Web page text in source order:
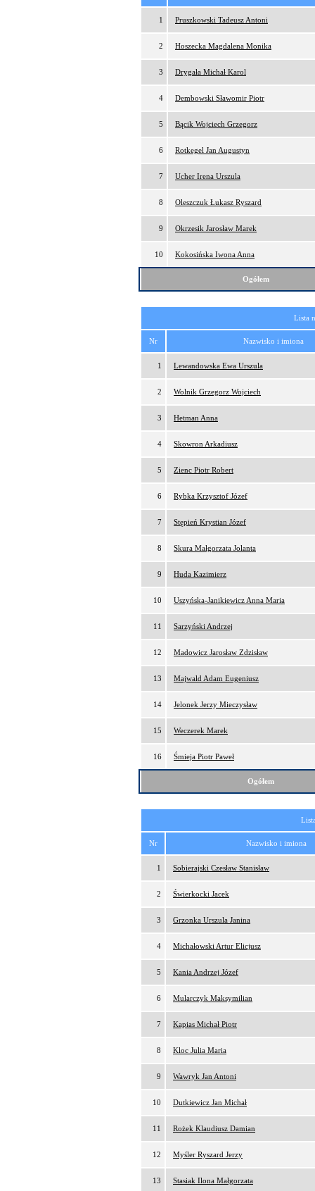
1 Pruszkowski Tadeusz Antoni
2 Hoszecka Magdalena Monika
3 Drygała Michał Karol
4 Dembowski Sławomir Piotr
5 Bącik Wojciech Grzegorz
6 Rotkegel Jan Augustyn
7 Ucher Irena Urszula
8 Oleszczuk Łukasz Ryszard
9 Okrzesik Jarosław Marek
10 Kokosińska Iwona Anna
Ogółem
Lista
Nr Nazwisko i imiona
1 Lewandowska Ewa Urszula
2 Wolnik Grzegorz Wojciech
3 Hetman Anna
4 Skowron Arkadiusz
5 Zienc Piotr Robert
6 Rybka Krzysztof Józef
7 Stępień Krystian Józef
8 Skura Małgorzata Jolanta
9 Huda Kazimierz
10 Uszyńska-Janikiewicz Anna Maria
11 Sarzyński Andrzej
12 Madowicz Jarosław Zdzisław
13 Majwald Adam Eugeniusz
14 Jelonek Jerzy Mieczysław
15 Weczerek Marek
16 Śmieja Piotr Paweł
Ogółem
Nr Nazwisko i imiona
1 Sobierajski Czesław Stanisław
2 Świerkocki Jacek
3 Grzonka Urszula Janina
4 Michałowski Artur Elicjusz
5 Kania Andrzej Józef
6 Mularczyk Maksymilian
7 Kapias Michał Piotr
8 Kloc Julia Maria
9 Wawryk Jan Antoni
10 Dutkiewicz Jan Michał
11 Rożek Klaudiusz Damian
12 Myśler Ryszard Jerzy
13 Stasiak Ilona Małgorzata